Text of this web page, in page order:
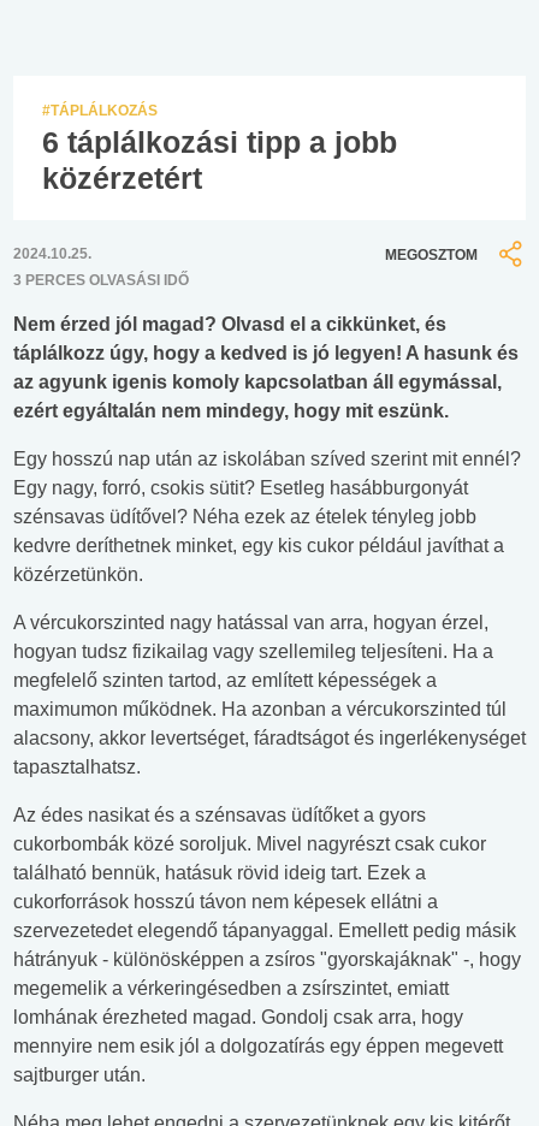
#TÁPLÁLKOZÁS
6 táplálkozási tipp a jobb
közérzetért
2024.10.25.
3 PERCES OLVASÁSI IDŐ
MEGOSZTOM
Nem érzed jól magad? Olvasd el a cikkünket, és
táplálkozz úgy, hogy a kedved is jó legyen! A hasunk és
az agyunk igenis komoly kapcsolatban áll egymással,
ezért egyáltalán nem mindegy, hogy mit eszünk.
Egy hosszú nap után az iskolában szíved szerint mit ennél?
Egy nagy, forró, csokis sütit? Esetleg hasábburgonyát
szénsavas üdítővel? Néha ezek az ételek tényleg jobb
kedvre deríthetnek minket, egy kis cukor például javíthat a
közérzetünkön.
A vércukorszinted nagy hatással van arra, hogyan érzel,
hogyan tudsz fizikailag vagy szellemileg teljesíteni. Ha a
megfelelő szinten tartod, az említett képességek a
maximumon működnek. Ha azonban a vércukorszinted túl
alacsony, akkor levertséget, fáradtságot és ingerlékenységet
tapasztalhatsz.
Az édes nasikat és a szénsavas üdítőket a gyors
cukorbombák közé soroljuk. Mivel nagyrészt csak cukor
található bennük, hatásuk rövid ideig tart. Ezek a
cukorforrások hosszú távon nem képesek ellátni a
szervezetedet elegendő tápanyaggal. Emellett pedig másik
hátrányuk - különösképpen a zsíros "gyorskajáknak" -, hogy
megemelik a vérkeringésedben a zsírszintet, emiatt
lomhának érezheted magad. Gondolj csak arra, hogy
mennyire nem esik jól a dolgozatírás egy éppen megevett
sajtburger után.